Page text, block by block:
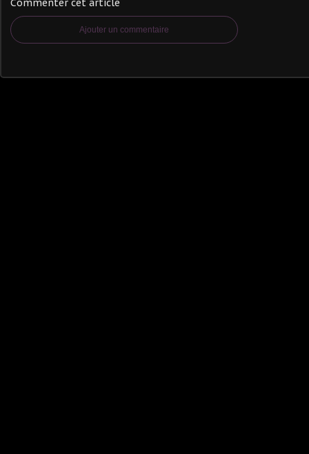
Commenter cet article
Ajouter un commentaire